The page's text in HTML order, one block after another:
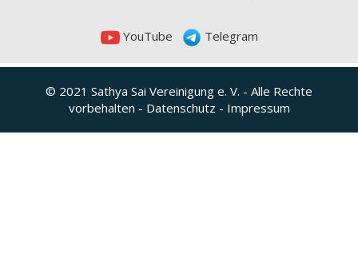
YouTube Telegram
© 2021 Sathya Sai Vereinigung e. V. - Alle Rechte
vorbehalten - Datenschutz - Impressum